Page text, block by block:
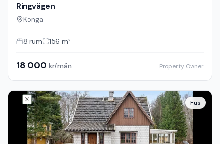
Ringvägen
Konga
8 rum 156 m²
18 000 kr/mån Property Owner
Hus